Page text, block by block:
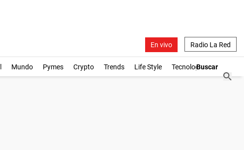
En vivo Radio La Red
Mundo Pymes Crypto Trends Life Style Tecnología